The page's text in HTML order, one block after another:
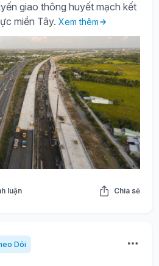
giao thông huyết mạch kết
miền Tây. Xem thêm
luận Chia sẻ
Dõi